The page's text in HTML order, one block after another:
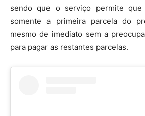
sendo que o serviço permite que
somente a primeira parcela do
mesmo de imediato sem a
para pagar as restantes parcelas.